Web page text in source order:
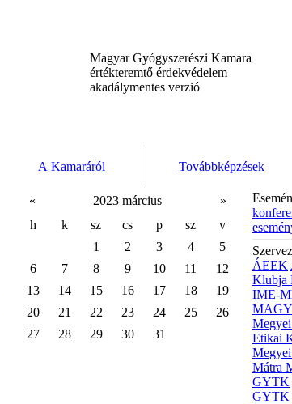
Magyar Gyógyszerészi Kamara
értékteremtő érdekvédelem
akadálymentes verzió
A Kamaráról Továbbképzések
« 2023 március
»
h
k sz cs p sz
v
1
2 3 4
5
6
7 8 9 10 11
12
13
14 15 16 17 18
19
20
21 22 23 24 25
26
27
28 29 30 31
ÁEEK
Klubja
IME-
Etikai
Mátra
GYTK
GYTK